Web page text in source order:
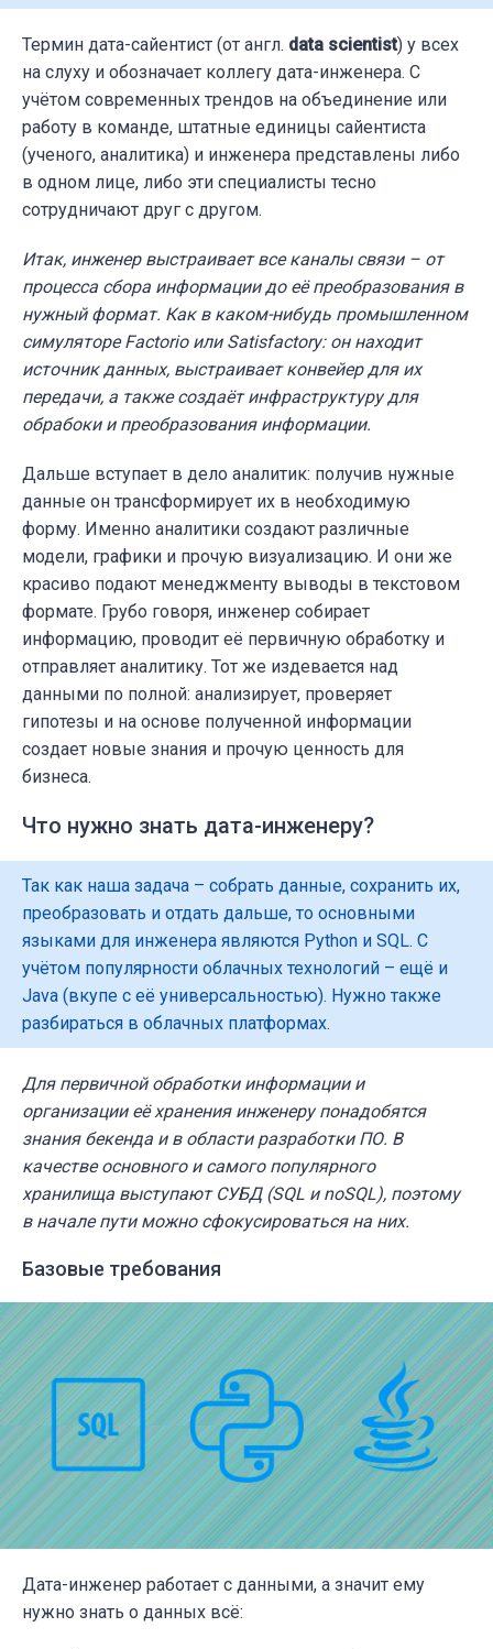
Термин дата-сайентист (от англ. data scientist) у всех
на слуху и обозначает коллегу дата-инженера. С
учётом современных трендов на объединение или
работу в команде, штатные единицы сайентиста
(ученого, аналитика) и инженера представлены либо
в одном лице, либо эти специалисты тесно
сотрудничают друг с другом.
Итак, инженер выстраивает все каналы связи – от
процесса сбора информации до её преобразования в
нужный формат. Как в каком-нибудь промышленном
симуляторе Factorio или Satisfactory: он находит
источник данных, выстраивает конвейер для их
передачи, а также создаёт инфраструктуру для
обрабоки и преобразования информации.
Дальше вступает в дело аналитик: получив нужные
данные он трансформирует их в необходимую
форму. Именно аналитики создают различные
модели, графики и прочую визуализацию. И они же
красиво подают менеджменту выводы в текстовом
формате. Грубо говоря, инженер собирает
информацию, проводит её первичную обработку и
отправляет аналитику. Тот же издевается над
данными по полной: анализирует, проверяет
гипотезы и на основе полученной информации
создает новые знания и прочую ценность для
бизнеса.
Что нужно знать дата-инженеру?
Так как наша задача – собрать данные, сохранить их,
преобразовать и отдать дальше, то основными
языками для инженера являются Python и SQL. С
учётом популярности облачных технологий – ещё и
Java (вкупе с её универсальностью). Нужно также
разбираться в облачных платформах.
Для первичной обработки информации и
организации её хранения инженеру понадобятся
знания бекенда и в области разработки ПО. В
качестве основного и самого популярного
хранилища выступают СУБД (SQL и noSQL), поэтому
в начале пути можно сфокусироваться на них.
Базовые требования
Дата-инженер работает с данными, а значит ему
нужно знать о данных всё: